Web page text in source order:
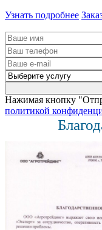
Узнать подробнее
Нажимая кнопку
политикой